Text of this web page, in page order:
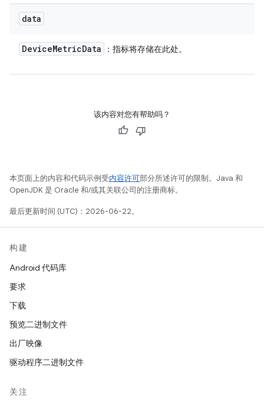
data
DeviceMetricData ：指标将存储在此处。
该内容对您有帮助吗？
本页面上的内容和代码示例受内容许可部分所述许可的限制。Java 和
OpenJDK 是 Oracle 和/或其关联公司的注册商标。
最后更新时间 (UTC)：2026-06-22。
构建
Android 代码库
要求
下载
预览二进制文件
出厂映像
驱动程序二进制文件
关注